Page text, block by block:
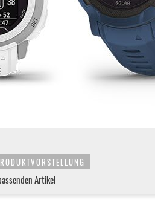
Artikel